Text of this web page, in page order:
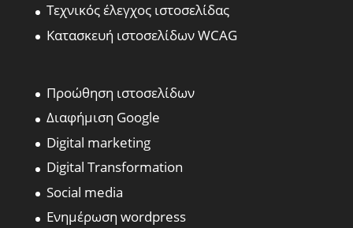
Τεχνικός έλεγχος ιστοσελίδας
Κατασκευή ιστοσελίδων WCAG
Προώθηση ιστοσελίδων
Διαφήμιση Google
Digital marketing
Digital Transformation
Social media
Ενημέρωση wordpress